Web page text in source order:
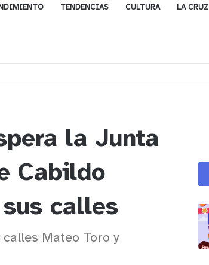
TENDENCIAS CULTURA LA CRUZ
más de $125 millones para mejorar el sector El Polígono
la Junta
Cabildo
calles
Mateo Toro y